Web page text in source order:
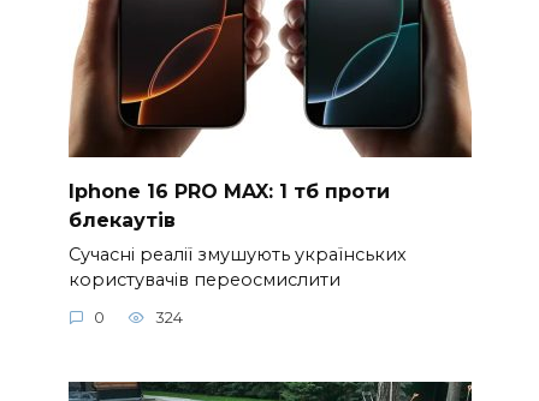
Iphone 16 PRO MAX: 1 тб проти
блекаутів
Сучасні реалії змушують українських
користувачів переосмислити
0 324